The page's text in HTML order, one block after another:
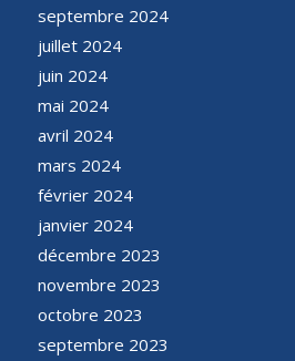
septembre 2024
juillet 2024
juin 2024
mai 2024
avril 2024
mars 2024
février 2024
janvier 2024
décembre 2023
novembre 2023
octobre 2023
septembre 2023